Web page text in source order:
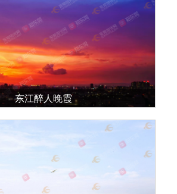
东江醉人晚霞